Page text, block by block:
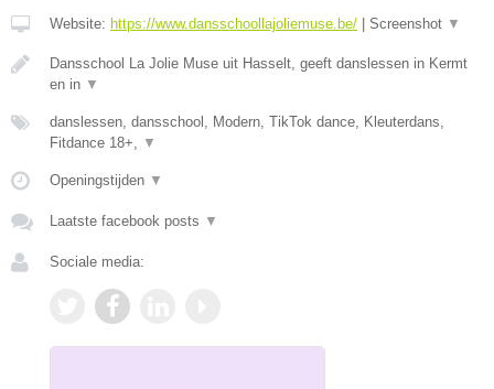
Website: https://www.dansschoollajoliemuse.be/ Screenshot ▼
Dansschool La Jolie Muse uit Hasselt, geeft danslessen in Kermt
en in ▼
danslessen, dansschool, Modern, TikTok dance, Kleuterdans,
Fitdance 18+,
▼
Openingstijden ▼
Laatste facebook posts ▼
Sociale media: